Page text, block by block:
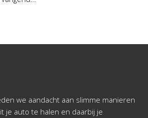
we aandacht aan slimme manieren
je auto te halen en daarbij je